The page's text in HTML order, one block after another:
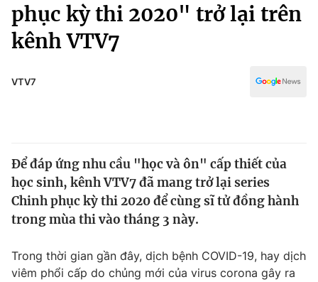
Chính trị
Xã hội
Pháp luật
Thế giới
Tin tức
Thế giới đó đây
Câu chuyện quốc tế
Kinh tế
Thị trường
Dữ liệu và đời sống
Truyền hình
Văn hóa - Giải trí
phục kỳ thi 2020" trở lại trên
kênh VTV7
VTV7
Để đáp ứng nhu cầu "học và ôn" cấp thiết của
học sinh, kênh VTV7 đã mang trở lại series
Chinh phục kỳ thi 2020 để cùng sĩ tử đồng hành
trong mùa thi vào tháng 3 này.
Trong thời gian gần đây, dịch bệnh COVID-19, hay dịch
viêm phổi cấp do chủng mới của virus corona gây ra